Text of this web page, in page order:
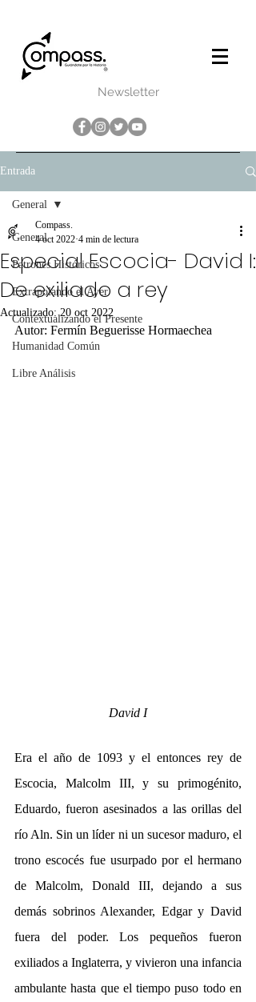
Newsletter
Entrada
General
Patrones Históricos
Extrapolando el Ayer
Contextualizando el Presente
Humanidad Común
Libre Análisis
General
Especial Escocia- David I:
De exiliado a rey
Compass.
4 oct 2022 4 min de lectura
Actualizado:20 oct 2022
Autor: Fermín Beguerisse Hormaechea
David I
Era el año de 1093 y el entonces rey de
Escocia, Malcolm III, y su primogénito,
Eduardo, fueron asesinados a las orillas del
río Aln. Sin un líder ni un sucesor maduro, el
trono escocés fue usurpado por el hermano
de Malcolm, Donald III, dejando a sus
demás sobrinos Alexander, Edgar y David
fuera del poder. Los pequeños fueron
exiliados a Inglaterra, y vivieron una infancia
ambulante hasta que el tiempo puso todo en